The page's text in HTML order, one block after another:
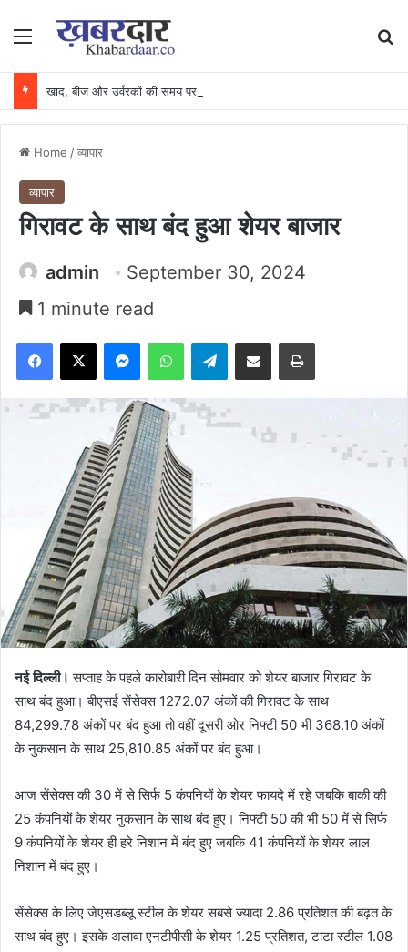
Menu
Home /व्यापार
व्यापार
गिरावट के साथ बंद हुआ शेयर बाजार
admin
September 30, 2024
1 minute read
Facebook
X MessengerWhatsAppTelegramShare via Email Print
नई दिल्ली। सप्ताह के पहले कारोबारी दिन सोमवार को शेयर बाजार गिरावट के
साथ बंद हुआ। बीएसई सेंसेक्स 1272.07 अंकों की गिरावट के साथ
84,299.78 अंकों पर बंद हुआ तो वहीं दूसरी ओर निफ्टी 50 भी 368.10 अंकों
के नुकसान के साथ 25,810.85 अंकों पर बंद हुआ।
आज सेंसेक्स की 30 में से सिर्फ 5 कंपनियों के शेयर फायदे में रहे जबकि बाकी की
25 कंपनियों के शेयर नुकसान के साथ बंद हुए। निफ्टी 50 की भी 50 में से सिर्फ
9 कंपनियों के शेयर ही हरे निशान में बंद हुए जबकि 41 कंपनियों के शेयर लाल
निशान में बंद हुए।
सेंसेक्स के लिए जेएसडब्लू स्टील के शेयर सबसे ज्यादा 2.86 प्रतिशत की बढ़त के
साथ बंद हुए। इसके अलावा एनटीपीसी के शेयर 1.25 प्रतिशत, टाटा स्टील 1.08